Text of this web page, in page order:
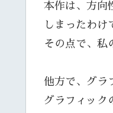
本作は、方向
しまったわけ
その点で、私
他方で、グラ
グラフィック